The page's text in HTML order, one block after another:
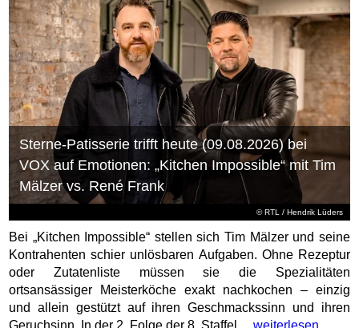
Sterne-Patisserie trifft heute (09.08.2026) bei
VOX auf Emotionen: „Kitchen Impossible“ mit Tim
Mälzer vs. René Frank
Bei „Kitchen Impossible“ stellen sich Tim Mälzer und seine
Kontrahenten schier unlösbaren Aufgaben. Ohne Rezeptur
oder Zutatenliste müssen sie die Spezialitäten
ortsansässiger Meisterköche exakt nachkochen – einzig
und allein gestützt auf ihren Geschmackssinn und ihren